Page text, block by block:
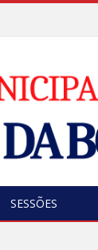
SESSÕES